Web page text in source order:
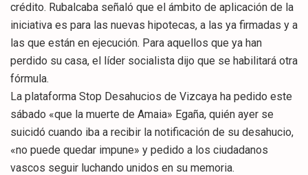
crédito. Rubalcaba señaló que el ámbito de aplicación de la
iniciativa es para las nuevas hipotecas, a las ya firmadas y a
las que están en ejecución. Para aquellos que ya han
perdido su casa, el líder socialista dijo que se habilitará otra
fórmula.
La plataforma Stop Desahucios de Vizcaya ha pedido este
sábado «que la muerte de Amaia» Egaña, quién ayer se
suicidó cuando iba a recibir la notificación de su desahucio,
«no puede quedar impune» y pedido a los ciudadanos
vascos seguir luchando unidos en su memoria.